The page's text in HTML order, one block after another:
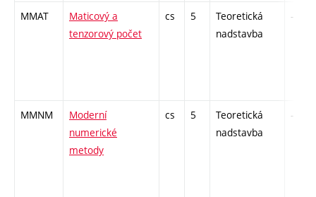
MMAT
Maticový a
tenzorový počet
cs 5
Teoretická
nadstavba
-
MMNM
Moderní
numerické
metody
cs 5
Teoretická
nadstavba
-